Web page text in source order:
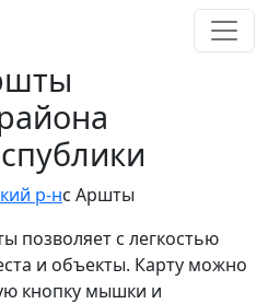
р-нс Аршты
позволяет с легкостью
и объекты. Карту можно
кнопку мышки и